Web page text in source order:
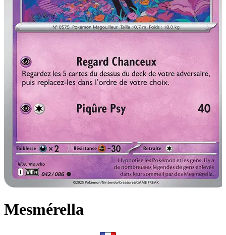
Mesmérella